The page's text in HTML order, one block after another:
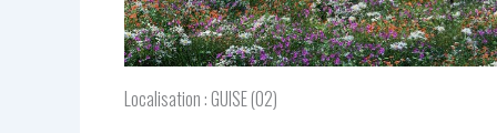
Localisation : GUISE (02)